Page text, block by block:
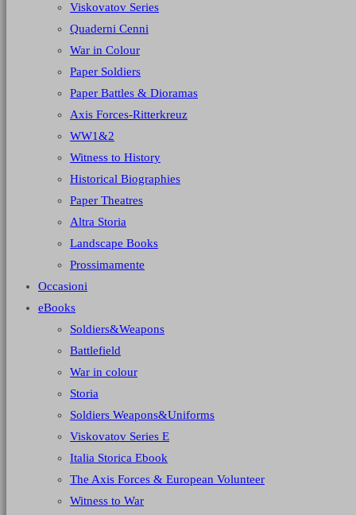
Viskovatov Series
Quaderni Cenni
War in Colour
Paper Soldiers
Paper Battles & Dioramas
Axis Forces-Ritterkreuz
WW1&2
Witness to History
Historical Biographies
Paper Theatres
Altra Storia
Landscape Books
Prossimamente
Occasioni
eBooks
Soldiers&Weapons
Battlefield
War in colour
Storia
Soldiers Weapons&Uniforms
Viskovatov Series E
Italia Storica Ebook
The Axis Forces & European Volunteer
Witness to War